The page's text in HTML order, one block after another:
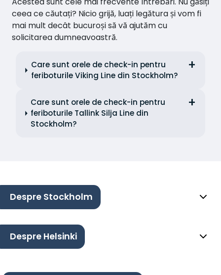
ceea ce căutați? Nicio grijă, luați legătura și vom fi
mai mult decât bucuroși să vă ajutăm cu
solicitarea dumneavoastră.
Care sunt orele de check-in pentru
feriboturile Viking Line din Stockholm?
Care sunt orele de check-in pentru
feriboturile Tallink Silja Line din
Stockholm?
Despre Stockholm
Despre Helsinki